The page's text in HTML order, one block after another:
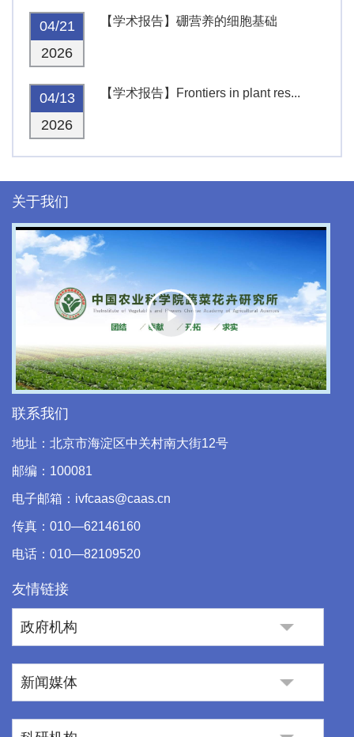
04/21
2026
【学术报告】硼营养的细胞基础
04/13
2026
【学术报告】Frontiers in plant res...
关于我们
Play
Video
联系我们
地址：北京市海淀区中关村南大街12号
邮编：100081
电子邮箱：ivfcaas@caas.cn
传真：010—62146160
电话：010—82109520
友情链接
政府机构
新闻媒体